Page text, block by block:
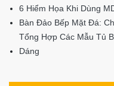
6 Hiểm Họa Khi Dùng
Bàn Đảo Bếp Mặt Đá:
Tổng Hợp Các Mẫu Tủ
Dáng